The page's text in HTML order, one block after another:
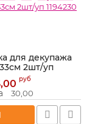
для декупажа
2шт/уп
руб
30,00